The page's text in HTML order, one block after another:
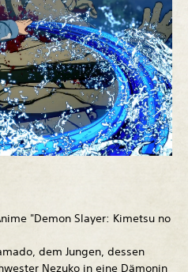
"Demon Slayer: Kimetsu no
dem Jungen, dessen
Nezuko in eine Dämonin